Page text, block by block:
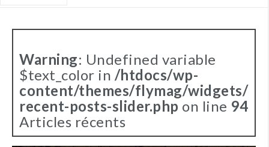
Warning: Undefined variable
$text_color in /htdocs/wp-
content/themes/flymag/widgets/
recent-posts-slider.php on line 94
Articles récents